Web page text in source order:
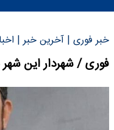
خبر فوری | آخرین خبر |
فوری / شهردار این